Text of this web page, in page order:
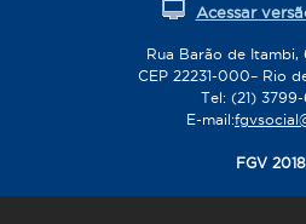
Acessar
Rua Barão de Itambi,
CEP 22231-000– Rio
Tel: (21)
E-mail:
FGV 2018